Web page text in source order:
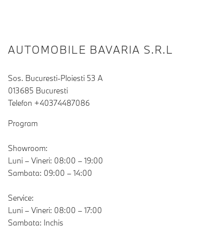
AUTOMOBILE BAVARIA S.R.L
Sos. Bucuresti-Ploiesti 53 A
013685 Bucuresti
Telefon +40374487086
Program
Showroom:
Luni – Vineri: 08:00 – 19:00
Sambata: 09:00 – 14:00
Service:
Luni – Vineri: 08:00 – 17:00
Sambata: Inchis